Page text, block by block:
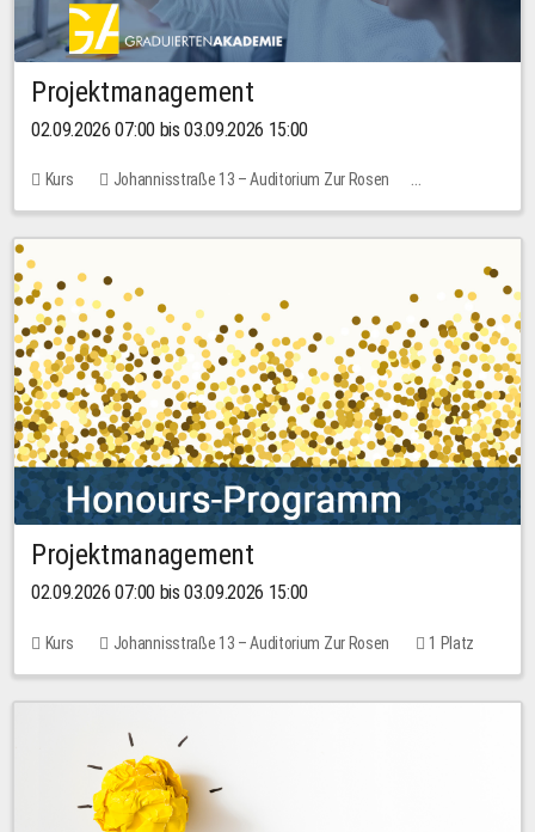
Projektmanagement
02.09.2026 07:00 bis 03.09.2026 15:00
Kurs
Johannisstraße 13 – Auditorium Zur Rosen
Keine freien Plätze
30,00 EUR
Projektmanagement
02.09.2026 07:00 bis 03.09.2026 15:00
Kurs Johannisstraße 13 – Auditorium Zur Rosen 1 Platz